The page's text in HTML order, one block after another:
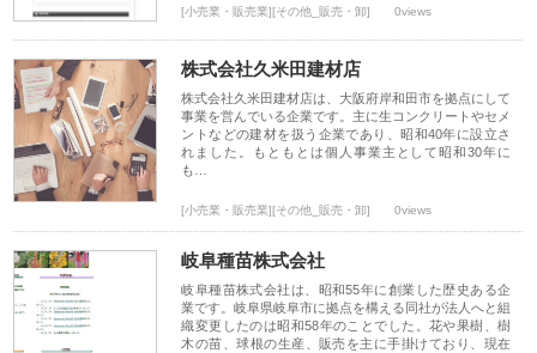
[小売業・販売業][その他_販売・卸] 0views
株式会社久米田建材店
株式会社久米田建材店は、大阪府岸和田市を拠点にして
事業を営んでいる企業です。主に生コンクリートやセメ
ントなどの建材を扱う企業であり、昭和40年に設立さ
れました。もともとは個人事業主として昭和30年に
も…
[小売業・販売業][その他_販売・卸] 0views
岐阜種苗株式会社
岐阜種苗株式会社は、昭和55年に創業した歴史ある企
業です。岐阜県岐阜市に拠点を構える同社が法人へと組
織変更したのは昭和58年のことでした。花や果樹、樹
木の苗、球根の生産、販売を主に手掛けており、現在